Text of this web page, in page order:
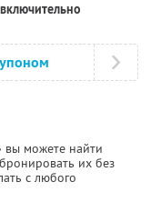
вы можете найти
их без
с любого